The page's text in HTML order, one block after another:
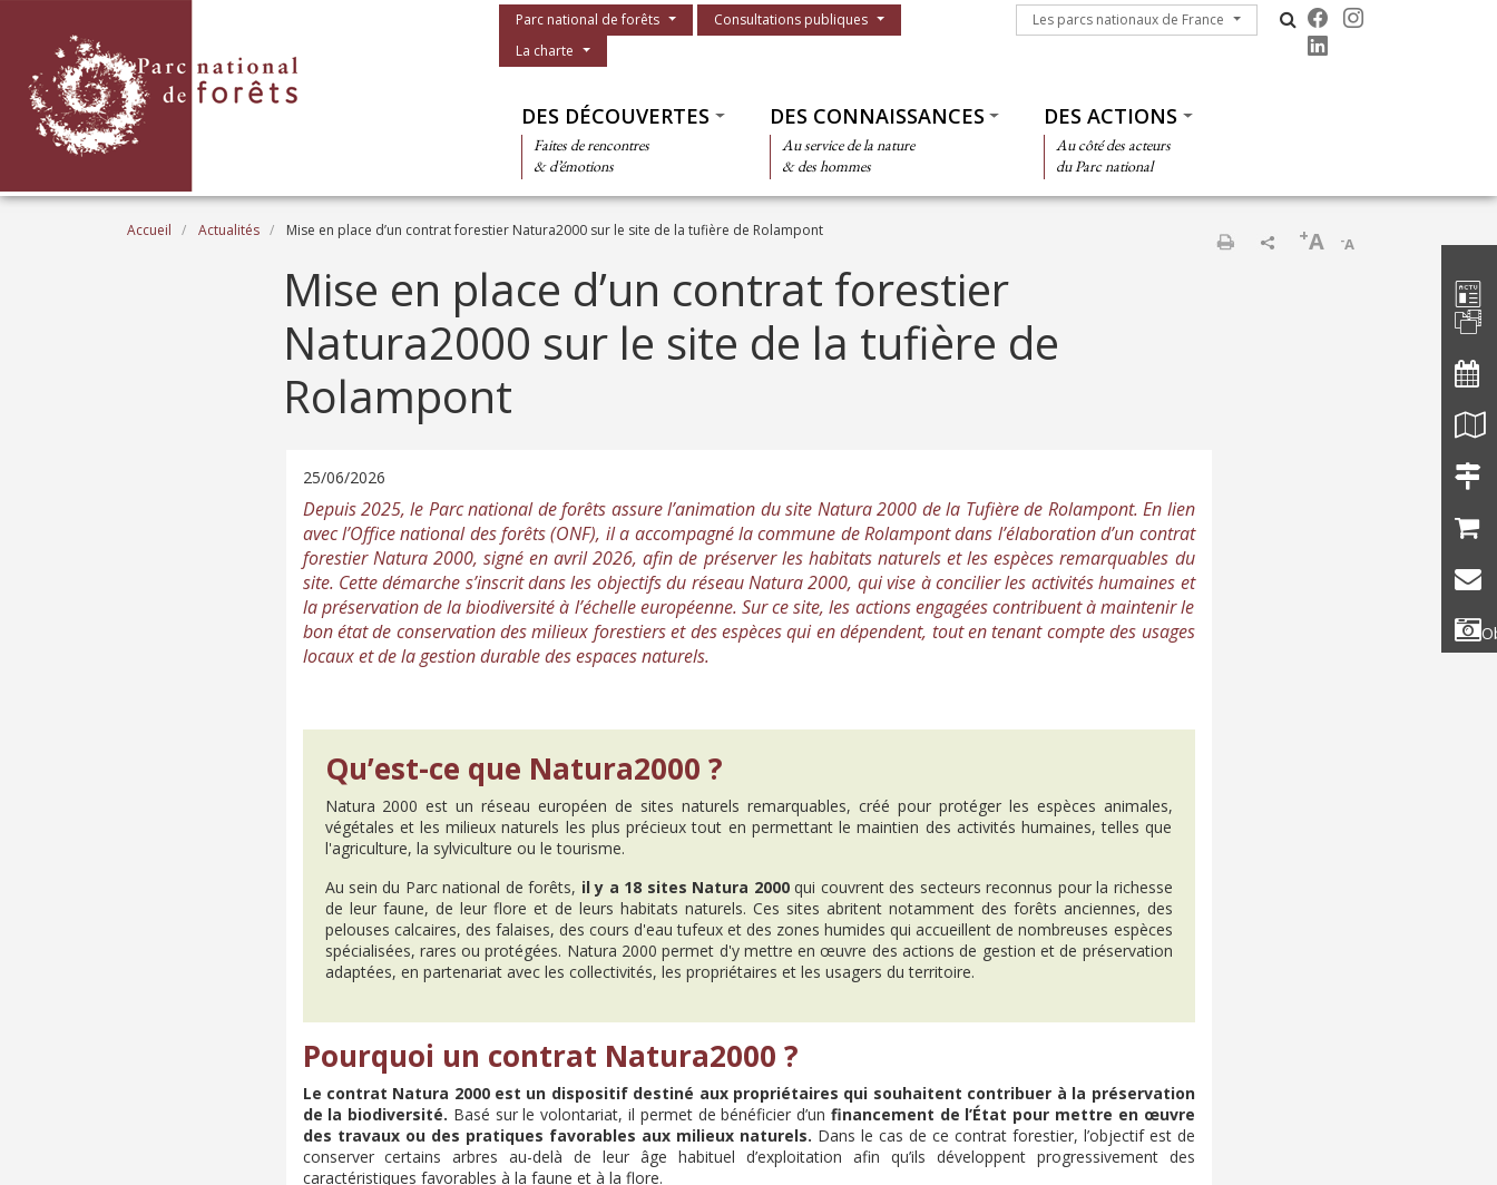
Menu du parc
Parc national de forêts
Consultations publiques
La charte
Les parcs nationaux de France
Les parcs nationaux de France
DES DÉCOUVERTES
Faites de rencontres
& d’émotions
DES CONNAISSANCES
Au service de la nature
& des hommes
DES ACTIONS
Au côté des acteurs
du Parc national
Fil d'Ariane
Accueil Actualités Mise en place d’un contrat forestier Natura2000 sur le site de la tufière de Rolampont
-A
+A
Mise en place d’un contrat forestier
Natura2000 sur le site de la tufière de
Rolampont
25/06/2026
Depuis 2025, le Parc national de forêts assure l’animation du site Natura 2000 de la Tufière de Rolampont. En lien
avec l’Office national des forêts (ONF), il a accompagné la commune de Rolampont dans l’élaboration d’un contrat
forestier Natura 2000, signé en avril 2026, afin de préserver les habitats naturels et les espèces remarquables du
site. Cette démarche s’inscrit dans les objectifs du réseau Natura 2000, qui vise à concilier les activités humaines et
la préservation de la biodiversité à l’échelle européenne. Sur ce site, les actions engagées contribuent à maintenir le
bon état de conservation des milieux forestiers et des espèces qui en dépendent, tout en tenant compte des usages
locaux et de la gestion durable des espaces naturels.
Qu’est-ce que Natura2000 ?
Natura 2000 est un réseau européen de sites naturels remarquables, créé pour protéger les espèces animales,
végétales et les milieux naturels les plus précieux tout en permettant le maintien des activités humaines, telles que
l'agriculture, la sylviculture ou le tourisme.
Au sein du Parc national de forêts, il y a 18 sites Natura 2000qui couvrent des secteurs reconnus pour la richesse
de leur faune, de leur flore et de leurs habitats naturels. Ces sites abritent notamment des forêts anciennes, des
pelouses calcaires, des falaises, des cours d'eau tufeux et des zones humides qui accueillent de nombreuses espèces
spécialisées, rares ou protégées. Natura 2000 permet d'y mettre en œuvre des actions de gestion et de préservation
adaptées, en partenariat avec les collectivités, les propriétaires et les usagers du territoire.
Pourquoi un contrat Natura2000 ?
Le contrat Natura 2000 est un dispositif destiné aux propriétaires qui souhaitent contribuer à la préservation
de la biodiversité. Basé sur le volontariat, il permet de bénéficier d’un financement de l’État pour mettre en œuvre
des travaux ou des pratiques favorables aux milieux naturels. Dans le cas de ce contrat forestier, l’objectif est de
conserver certains arbres au-delà de leur âge habituel d’exploitation afin qu’ils développent progressivement des
caractéristiques favorables à la faune et à la flore.